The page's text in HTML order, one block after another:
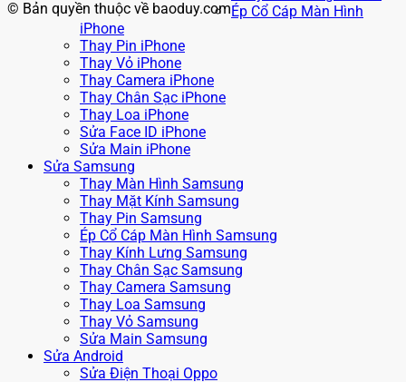
© Bản quyền thuộc về baoduy.comÉp Cổ Cáp Màn Hình
iPhone
Thay Pin iPhone
Thay Vỏ iPhone
Thay Camera iPhone
Thay Chân Sạc iPhone
Thay Loa iPhone
Sửa Face ID iPhone
Sửa Main iPhone
Sửa Samsung
Thay Màn Hình Samsung
Thay Mặt Kính Samsung
Thay Pin Samsung
Ép Cổ Cáp Màn Hình Samsung
Thay Kính Lưng Samsung
Thay Chân Sạc Samsung
Thay Camera Samsung
Thay Loa Samsung
Thay Vỏ Samsung
Sửa Main Samsung
Sửa Android
Sửa Điện Thoại Oppo